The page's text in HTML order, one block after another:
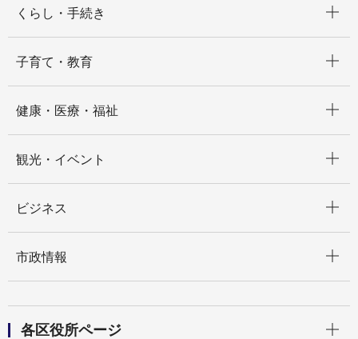
くらし・手続き
子育て・教育
健康・医療・福祉
観光・イベント
ビジネス
市政情報
各区役所ページ